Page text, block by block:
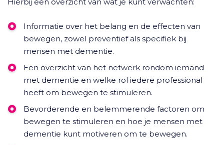
Informatie over het belang en de effecten van
bewegen, zowel preventief als specifiek bij
mensen met dementie.
Een overzicht van het netwerk rondom iemand
met dementie en welke rol iedere professional
heeft om bewegen te stimuleren.
Bevorderende en belemmerende factoren om
bewegen te stimuleren en hoe je mensen met
dementie kunt motiveren om te bewegen.